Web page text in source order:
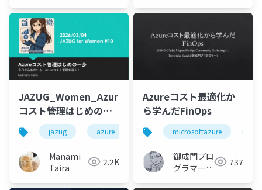
Suzuki)
JAZUG_Women_Azure
コスト管理はじめの一
歩
jazug azure women cloud
Manami
Taira
2.2K
Azureコスト最適化か
ら学んだFinOps
microsoftazure
御成門プロ
グラマー
737